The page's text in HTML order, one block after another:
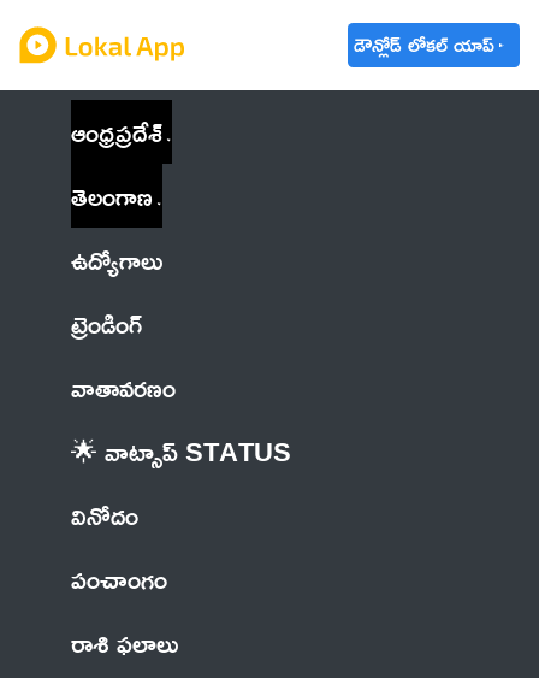
డౌన్లోడ్ లోకల్ యాప్
ఆంధ్రప్రదేశ్
తెలంగాణ
ఉద్యోగాలు
ట్రెండింగ్
వాతావరణం
🌟 వాట్సాప్ STATUS
వినోదం
పంచాంగం
రాశి ఫలాలు